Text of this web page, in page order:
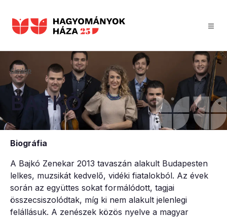
tartalomra
Morzsa
Címlap
BAJ­KÓ
Biográfia
A Bajkó Zenekar 2013 tavaszán alakult Budapesten
lelkes, muzsikát kedvelő, vidéki fiatalokból. Az évek
során az együttes sokat formálódott, tagjai
összecsiszolódtak, míg ki nem alakult jelenlegi
felállásuk. A zenészek közös nyelve a magyar